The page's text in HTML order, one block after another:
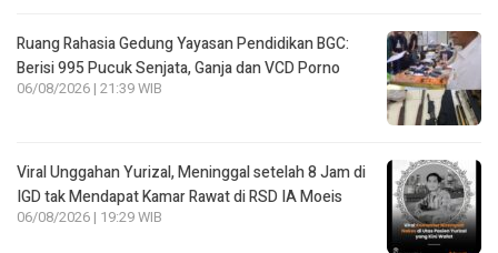
Ruang Rahasia Gedung Yayasan Pendidikan BGC:
Berisi 995 Pucuk Senjata, Ganja dan VCD Porno
06/08/2026 | 21:39 WIB
Viral Unggahan Yurizal, Meninggal setelah 8 Jam di
IGD tak Mendapat Kamar Rawat di RSD IA Moeis
06/08/2026 | 19:29 WIB